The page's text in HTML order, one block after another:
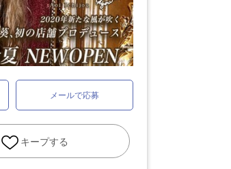
メールで応募
キープする